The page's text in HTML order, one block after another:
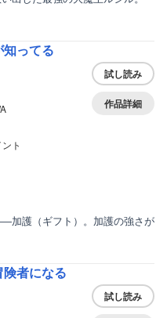
ってる
ト
試し読み
作品詳細
加護（ギフト）。加護の強さが
者になる
試し読み